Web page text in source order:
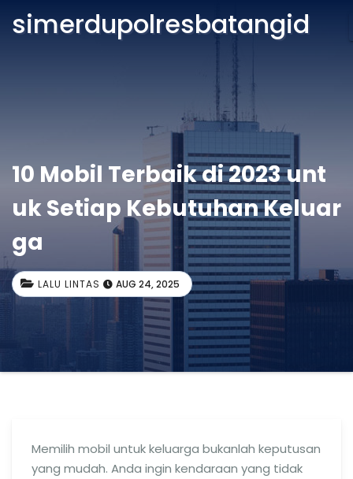
simerdupolresbatangid
10 Mobil Terbaik di 2023 unt
uk Setiap Kebutuhan Keluar
ga
LALU LINTAS AUG 24, 2025
Memilih mobil untuk keluarga bukanlah keputusan
yang mudah. Anda ingin kendaraan yang tidak